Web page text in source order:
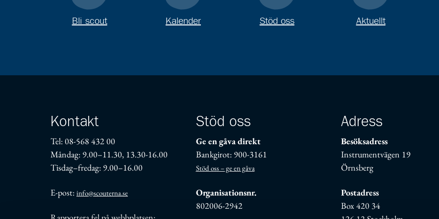
Bli scout Kalender Stöd oss Aktuellt
Kontakt
Tel: 08-568 432 00
Måndag: 9.00–11.30, 13.30-16.00
Tisdag–fredag: 9.00–16.00
E-post: info@scouterna.se
Stöd oss
Ge en gåva direkt
Bankgirot: 900-3161
Stöd oss – ge en gåva
Organisationsnr.
802006-2942
Adress
Besöksadress
Instrumentvägen 19
Örnsberg
Postadress
Box 420 34